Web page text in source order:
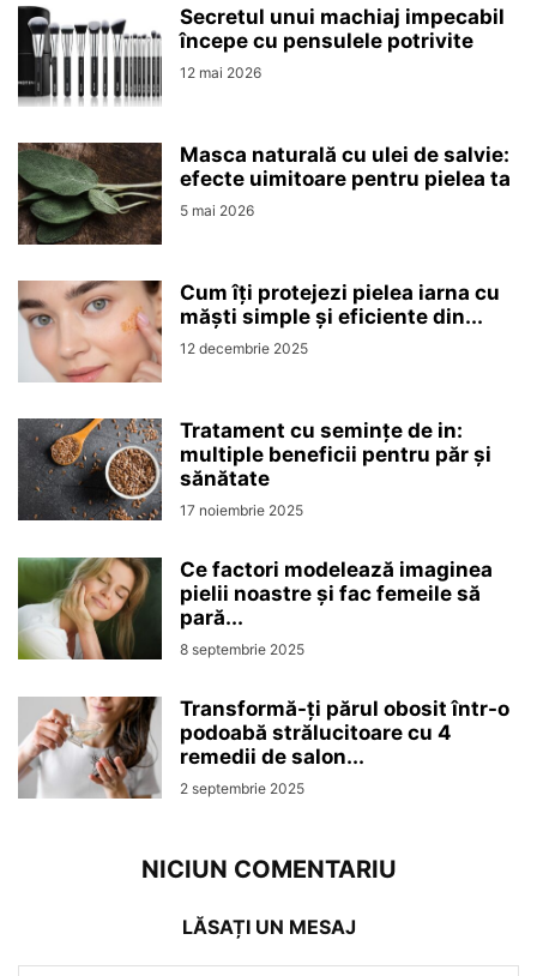
Secretul unui machiaj impecabil
începe cu pensulele potrivite
12 mai 2026
Masca naturală cu ulei de salvie:
efecte uimitoare pentru pielea ta
5 mai 2026
Cum îți protejezi pielea iarna cu
măști simple și eficiente din...
12 decembrie 2025
Tratament cu semințe de in:
multiple beneficii pentru păr și
sănătate
17 noiembrie 2025
Ce factori modelează imaginea
pielii noastre și fac femeile să
pară...
8 septembrie 2025
Transformă-ți părul obosit într-o
podoabă strălucitoare cu 4
remedii de salon...
2 septembrie 2025
NICIUN COMENTARIU
LĂSAȚI UN MESAJ